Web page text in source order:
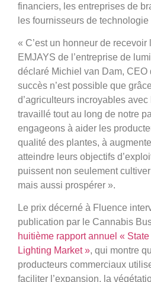
financiers, les entreprises de
les fournisseurs de technologie
« C’est un honneur de recevoir
EMJAYS de l’entreprise de
déclaré Michiel van Dam, CEO
succès n’est possible que
d’agriculteurs incroyables
travaillé tout au long de notre
engageons à aider les
qualité des plantes, à
atteindre leurs objectifs
puissent non seulement
mais aussi prospérer ».
Le prix décerné à Fluence
publication par le Cannabis
huitième rapport annuel «
Lighting Market », qui montre
producteurs commerciaux
faciliter l’expansion, la